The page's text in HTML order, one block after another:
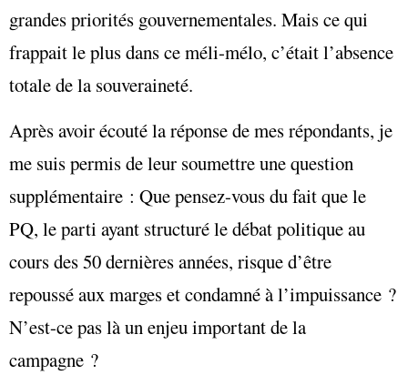
grandes priorités gouvernementales. Mais ce qui
frappait le plus dans ce méli-mélo, c’était l’absence
totale de la souveraineté.
Après avoir écouté la réponse de mes répondants, je
me suis permis de leur soumettre une question
supplémentaire : Que pensez-vous du fait que le
PQ, le parti ayant structuré le débat politique au
cours des 50 dernières années, risque d’être
repoussé aux marges et condamné à l’impuissance ?
N’est-ce pas là un enjeu important de la
campagne ?